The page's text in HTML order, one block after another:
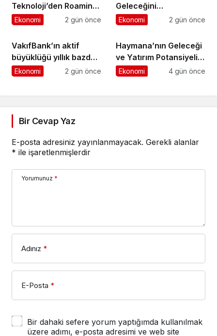
Teknoloji’den Roaming
İş Birliği
Ekonomi 2 gün önce
Geleceğini
Şekillendirecek Genç
Ekonomi 2 gün önce
VakıfBank’ın aktif
büyüklüğü yıllık bazda
yüzde 28 artışla 5,8
Ekonomi 2 gün önce
Haymana’nın Geleceği
ve Yatırım Potansiyeli
Masaya Yatırıldı
Ekonomi 4 gün önce
Bir Cevap Yaz
E-posta adresiniz yayınlanmayacak. Gerekli alanlar
* ile işaretlenmişlerdir
Yorumunuz *
Adınız *
E-Posta *
Bir dahaki sefere yorum yaptığımda kullanılmak
üzere adımı, e-posta adresimi ve web site